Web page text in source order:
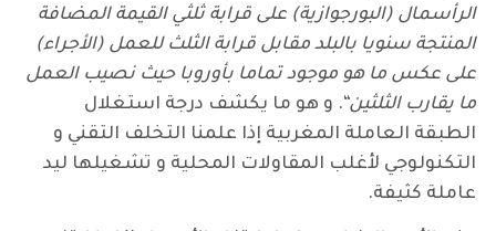
الرأسمال (البورجوازية) على قرابة ثلثي القيمة المضافة
المنتجة سنويا بالبلد مقابل قرابة الثلث للعمل (الأجراء)
على عكس ما هو موجود تماما بأوروبا حيث نصيب العمل
ما يقارب الثلثين“. و هو ما يكشف درجة استغلال
الطبقة العاملة المغربية إذا علمنا التخلف التقني و
التكنولوجي لأغلب المقاولات المحلية و تشغيلها ليد
عاملة كثيفة.